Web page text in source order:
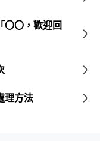
〇〇，歡迎回
理方法